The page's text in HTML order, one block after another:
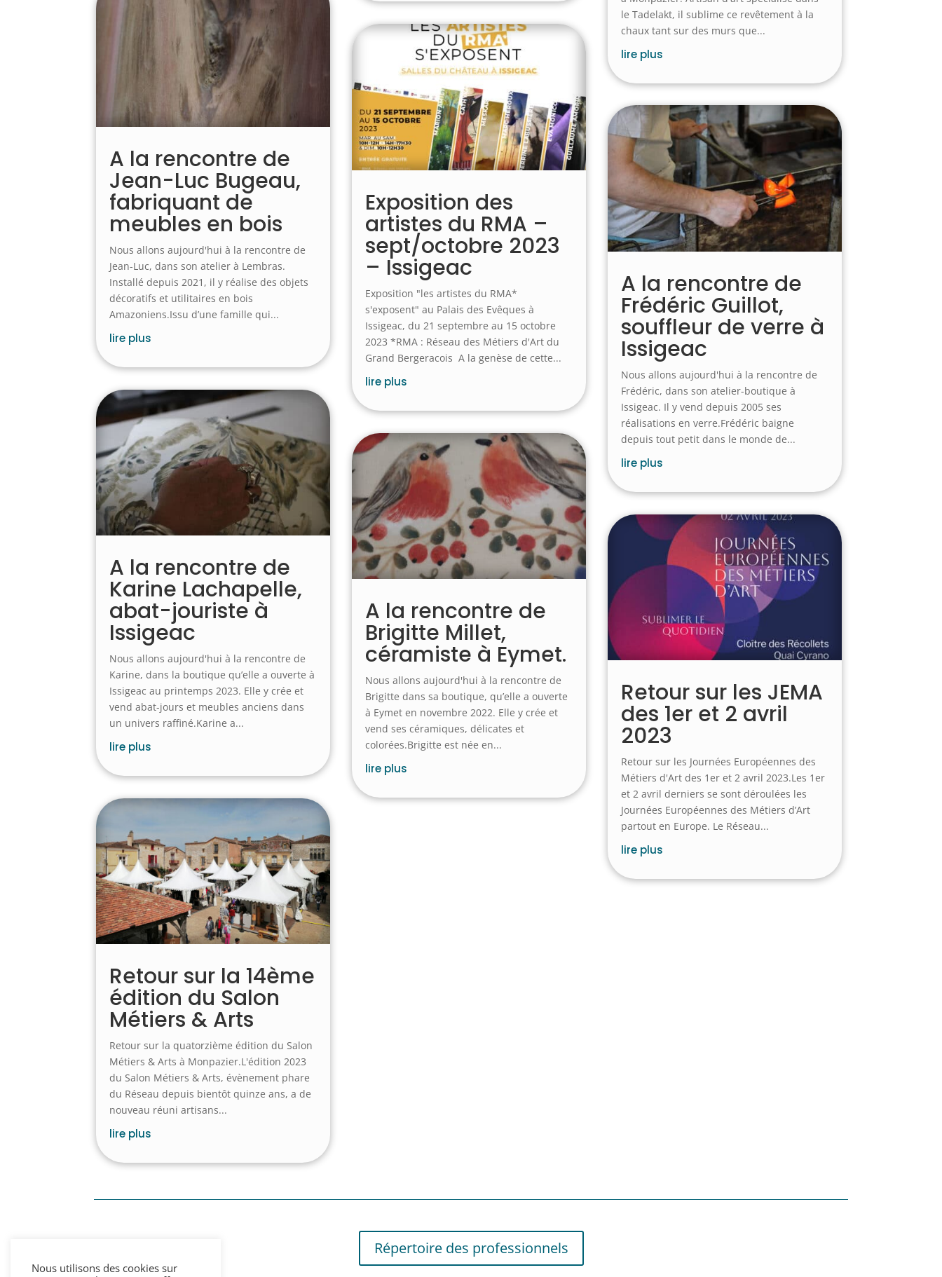
A la rencontre de
Jean-Luc Bugeau,
fabriquant de
meubles en bois
Nous allons aujourd'hui à la rencontre de
Jean-Luc, dans son atelier à Lembras.
Installé depuis 2021, il y réalise des objets
décoratifs et utilitaires en bois
Amazoniens.Issu d’une famille qui...
lire plus
A la rencontre de
Karine Lachapelle,
abat-jouriste à
Issigeac
Nous allons aujourd'hui à la rencontre de
Karine, dans la boutique qu’elle a ouverte à
Issigeac au printemps 2023. Elle y crée et
vend abat-jours et meubles anciens dans
un univers raffiné.Karine a...
lire plus
Retour sur la 14ème
édition du Salon
Métiers & Arts
Retour sur la quatorzième édition du Salon
Métiers & Arts à Monpazier.L'édition 2023
du Salon Métiers & Arts, évènement phare
du Réseau depuis bientôt quinze ans, a de
nouveau réuni artisans...
lire plus
Exposition des
artistes du RMA –
sept/octobre 2023
– Issigeac
Exposition "les artistes du RMA*
s'exposent" au Palais des Evêques à
Issigeac, du 21 septembre au 15 octobre
2023 *RMA : Réseau des Métiers d'Art du
Grand Bergeracois A la genèse de cette...
lire plus
A la rencontre de
Brigitte Millet,
céramiste à Eymet.
Nous allons aujourd'hui à la rencontre de
Brigitte dans sa boutique, qu’elle a ouverte
à Eymet en novembre 2022. Elle y crée et
vend ses céramiques, délicates et
colorées.Brigitte est née en...
lire plus
le Tadelakt, il sublime ce revêtement à la
chaux tant sur des murs que...
lire plus
A la rencontre de
Frédéric Guillot,
souffleur de verre à
Issigeac
Nous allons aujourd'hui à la rencontre de
Frédéric, dans son atelier-boutique à
Issigeac. Il y vend depuis 2005 ses
réalisations en verre.Frédéric baigne
depuis tout petit dans le monde de...
lire plus
Retour sur les JEMA
des 1er et 2 avril
2023
Retour sur les Journées Européennes des
Métiers d'Art des 1er et 2 avril 2023.Les 1er
et 2 avril derniers se sont déroulées les
Journées Européennes des Métiers d’Art
partout en Europe. Le Réseau...
lire plus
Répertoire des professionnels
Nous utilisons des cookies sur